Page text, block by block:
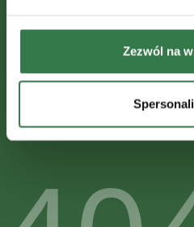
Zezwól na
przejdź do strony